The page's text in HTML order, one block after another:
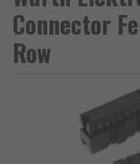
Connector
Row